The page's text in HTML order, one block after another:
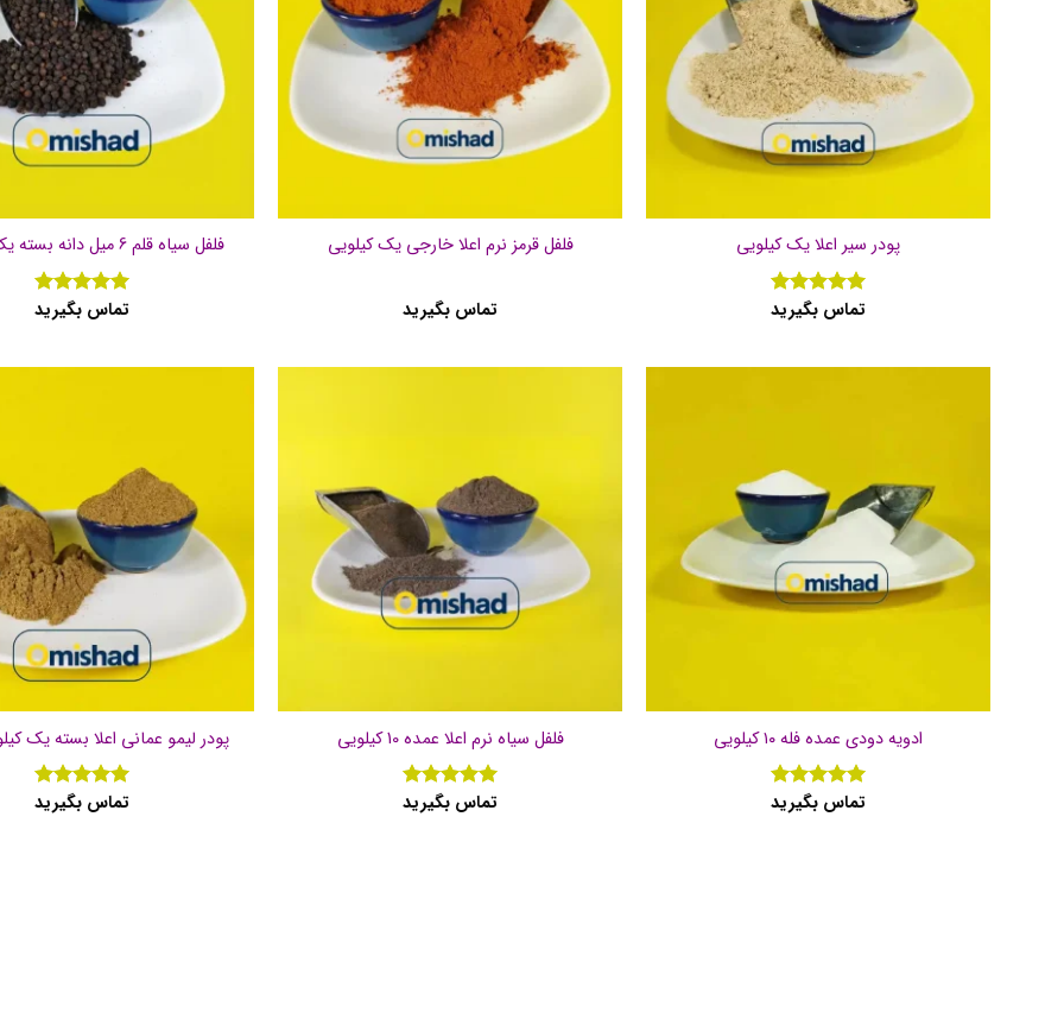
پودر سیر اعلا یک کیلویی
نمره 5از
تماس بگیرید
فلفل قرمز نرم اعلا خارجی یک کیلویی
تماس بگیرید
فلفل سیاه قلم 6 میل دانه بسته یک کیلویی
نمره 5از
تماس بگیرید
ادویه دودی عمده فله ۱۰ کیلویی
نمره 5از
تماس بگیرید
فلفل سیاه نرم اعلا عمده 10 کیلویی
نمره 5از
تماس بگیرید
پودر لیمو عمانی اعلا بسته یک
نمره 5از
تماس بگیرید